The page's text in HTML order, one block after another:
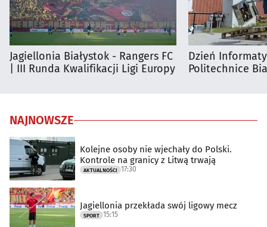
Jagiellonia Białystok - Rangers FC
| III Runda Kwalifikacji Ligi Europy
Dzień
Politechnice
NAJNOWSZE
Kolejne osoby nie wjechały do Polski.
Kontrole na granicy z Litwą trwają
AKTUALNOŚCI 17:30
Jagiellonia przekłada swój ligowy mecz
SPORT 15:15